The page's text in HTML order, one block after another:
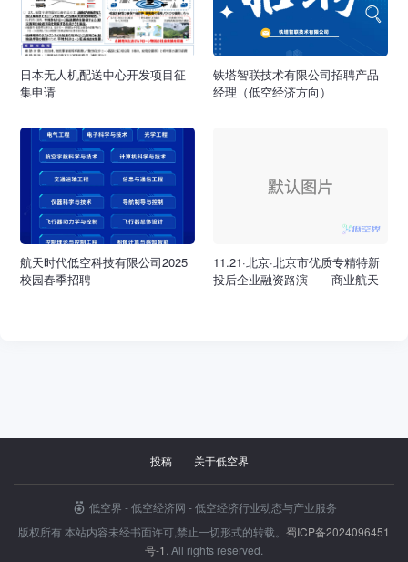
招商引资
日本无人机配送中心开发项目征
集申请
铁塔智联技术有限公司招聘产品
经理（低空经济方向）
航天时代低空科技有限公司2025
校园春季招聘
11.21·北京·北京市优质专精特新
投后企业融资路演——商业航天
投稿 关于低空界
低空界 - 低空经济网 - 低空经济行业动态与产业服务
版权所有 本站内容未经书面许可,禁止一切形式的转载。 蜀ICP备2024096451
号-1 . All rights reserved.